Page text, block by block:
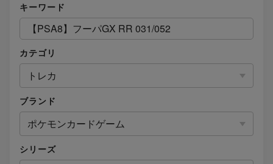
キーワード
カテゴリ
トレカ
ブランド
ポケモンカードゲーム
シリーズ